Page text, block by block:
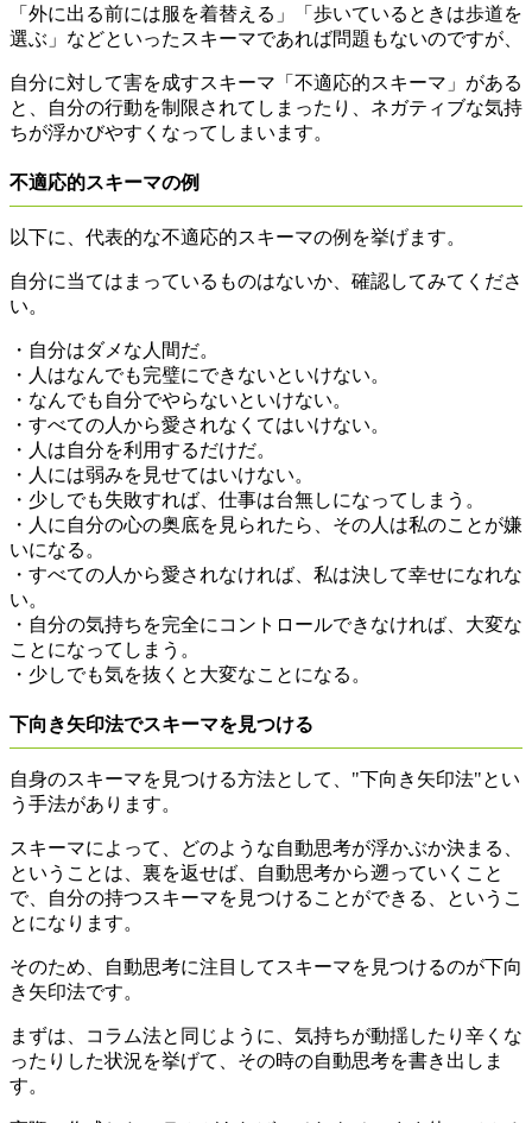
「外に出る前には服を着替える」「歩いているときは歩道を
選ぶ」などといったスキーマであれば問題もないのですが、
自分に対して害を成すスキーマ「不適応的スキーマ」がある
と、自分の行動を制限されてしまったり、ネガティブな気持
ちが浮かびやすくなってしまいます。
不適応的スキーマの例
以下に、代表的な不適応的スキーマの例を挙げます。
自分に当てはまっているものはないか、確認してみてくださ
い。
・自分はダメな人間だ。
・人はなんでも完璧にできないといけない。
・なんでも自分でやらないといけない。
・すべての人から愛されなくてはいけない。
・人は自分を利用するだけだ。
・人には弱みを見せてはいけない。
・少しでも失敗すれば、仕事は台無しになってしまう。
・人に自分の心の奥底を見られたら、その人は私のことが嫌
いになる。
・すべての人から愛されなければ、私は決して幸せになれな
い。
・自分の気持ちを完全にコントロールできなければ、大変な
ことになってしまう。
・少しでも気を抜くと大変なことになる。
下向き矢印法でスキーマを見つける
自身のスキーマを見つける方法として、"下向き矢印法"とい
う手法があります。
スキーマによって、どのような自動思考が浮かぶか決まる、
ということは、裏を返せば、自動思考から遡っていくこと
で、自分の持つスキーマを見つけることができる、というこ
とになります。
そのため、自動思考に注目してスキーマを見つけるのが下向
き矢印法です。
まずは、コラム法と同じように、気持ちが動揺したり辛くな
ったりした状況を挙げて、その時の自動思考を書き出しま
す。